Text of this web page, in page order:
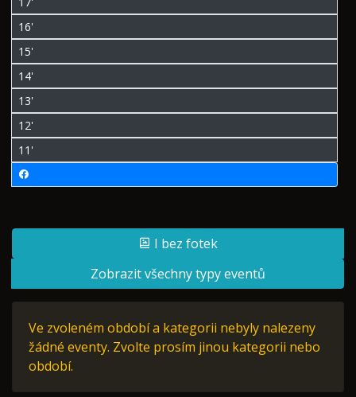
16'
15'
14'
13'
12'
11'
I bez fotek
Zobrazit všechny typy eventů
Ve zvoleném období a kategorii nebyly nalezeny
žádné eventy. Zvolte prosím jinou kategorii nebo
období.